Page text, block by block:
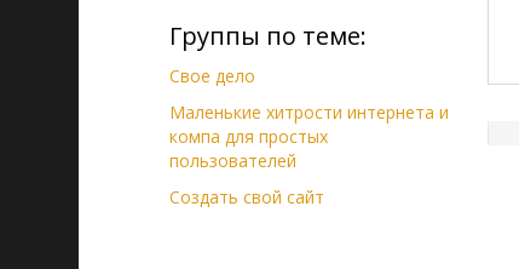
Группы по теме:
Свое дело
Маленькие хитрости интернета и
компа для простых
пользователей
Создать свой сайт